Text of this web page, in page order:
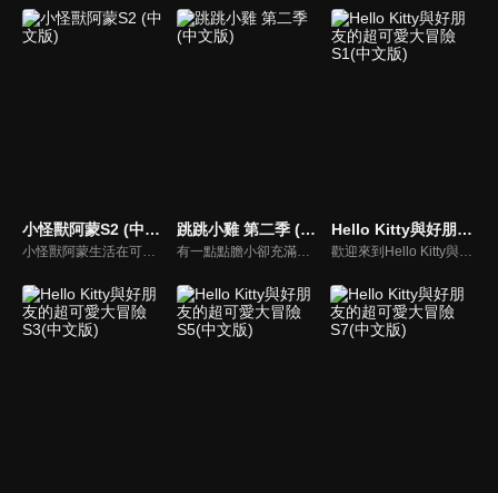
小怪獸阿蒙S2 (中文版)
小怪獸阿蒙生活在可愛的絨毛鎮上，他每天都會面對一些有趣的挑戰。幸運地是他是你見過最有愛心的小怪獸，並且在他的朋友們的幫助下，他會從中找到正確的事去做(即使他還不知道那是什麼)，學會跟隨他自己的內心。
跳跳小雞 第二季 (中文版)
有一點點膽小卻充滿好奇心的"帶骨雞"，和總是用小跳步靠過來的舞蹈老師"小跳步青蛙老師"，以及其他具有獨特個性的夥伴們跳舞大活耀！在家裡和各種地方以「身體動了，心也舞動了起來♪」為主題。
Hello Kitty與好朋友的超可愛大冒險S1(中文版)
歡迎來到Hello Kitty與好朋友的超可愛大冒險!與Hello Kitty, 大眼蛙, 酷企鵝, 美樂蒂, 布丁狗還有酷洛米, 準備和朋友們一起經歷有趣的冒險吧!